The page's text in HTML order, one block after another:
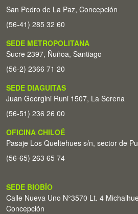
San Pedro de La Paz, Concepción
(56-41) 285 32 60
SEDE METROPOLITANA
Sucre 2397, Ñuñoa, Santiago
(56-2) 2366 71 20
SEDE DIAGUITAS
Juan Georgini Runi 1507, La Serena
(56-51) 236 26 00
OFICINA CHILOÉ
Pasaje Los Queltehues s/n, sector de
(56-65) 263 65 74
SEDE BIOBÍO
Calle Nueva Uno N°3570 Lt. 4
Concepción